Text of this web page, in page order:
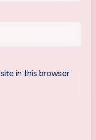
in this browser